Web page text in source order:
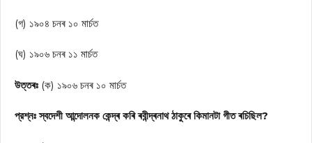
(গ) ১৯০৪ চনৰ ১০ মাৰ্চত
(ঘ) ১৯০৬ চনৰ ১১ মার্চত
উত্তৰঃ (ক) ১৯০৬ চনৰ ১০ মাৰ্চত
প্রশ্নঃ স্বদেশী আন্দোলনক কেন্দ্ৰ কৰি ৰবীন্দ্ৰনাথ ঠাকুৰে কিমানটা গীত ৰচিছিল?